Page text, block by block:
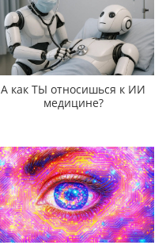
А как ТЫ относишься к ИИ
медицине?